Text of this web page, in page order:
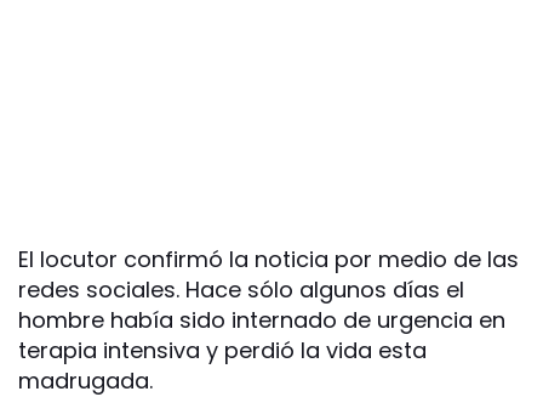
El locutor confirmó la noticia por medio de las
redes sociales. Hace sólo algunos días el
hombre había sido internado de urgencia en
terapia intensiva y perdió la vida esta
madrugada.